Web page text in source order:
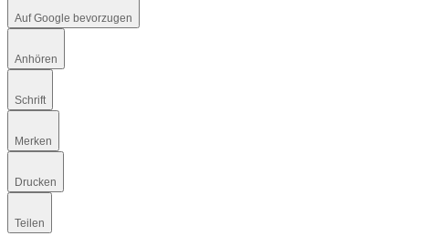
Auf Google bevorzugen
Anhören
Schrift
Merken
Drucken
Teilen